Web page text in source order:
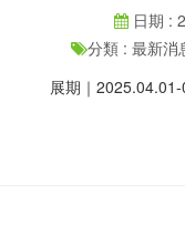
日期 :
分類 : 最新消
展期｜